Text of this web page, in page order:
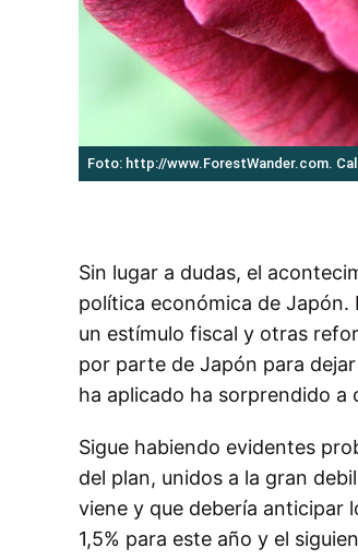
Foto: http://www.ForestWander.com.
Sin lugar a dudas, el
política económica de
un estímulo fiscal y otras
por parte de Japón para
ha aplicado ha sorprendido a
Sigue habiendo evidentes
del plan, unidos a la gran
viene y que debería anticipar
1,5% para este año y el